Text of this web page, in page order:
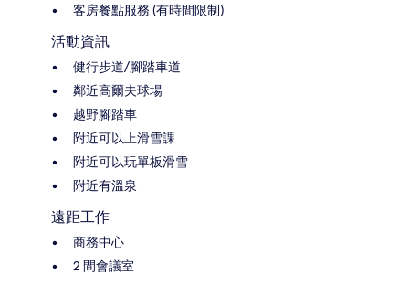
客房餐點服務 (有時間限制)
活動資訊
健行步道/腳踏車道
鄰近高爾夫球場
越野腳踏車
附近可以上滑雪課
附近可以玩單板滑雪
附近有溫泉
遠距工作
商務中心
2 間會議室